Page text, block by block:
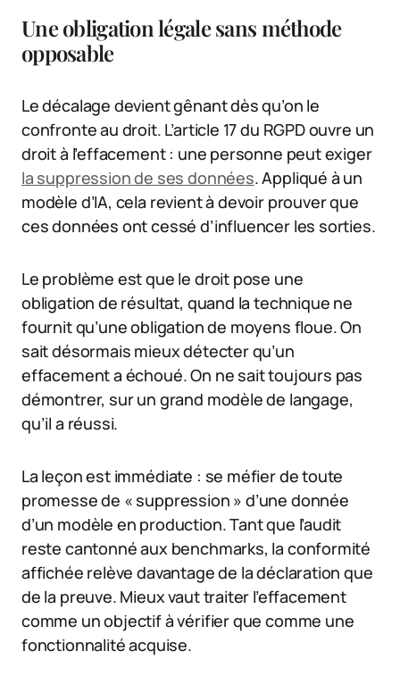
Une obligation légale sans méthode
opposable
Le décalage devient gênant dès qu’on le
confronte au droit. L’article 17 du RGPD ouvre un
droit à l’effacement : une personne peut exiger
la suppression de ses données. Appliqué à un
modèle d’IA, cela revient à devoir prouver que
ces données ont cessé d’influencer les sorties.
Le problème est que le droit pose une
obligation de résultat, quand la technique ne
fournit qu’une obligation de moyens floue. On
sait désormais mieux détecter qu’un
effacement a échoué. On ne sait toujours pas
démontrer, sur un grand modèle de langage,
qu’il a réussi.
La leçon est immédiate : se méfier de toute
promesse de « suppression » d’une donnée
d’un modèle en production. Tant que l’audit
reste cantonné aux benchmarks, la conformité
affichée relève davantage de la déclaration que
de la preuve. Mieux vaut traiter l’effacement
comme un objectif à vérifier que comme une
fonctionnalité acquise.